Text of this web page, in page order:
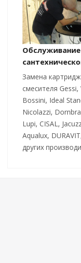
Замена
смесителя
Bossini, Ideal
Nicolazzi,
Lupi, CISAL,
Aqualux,
других